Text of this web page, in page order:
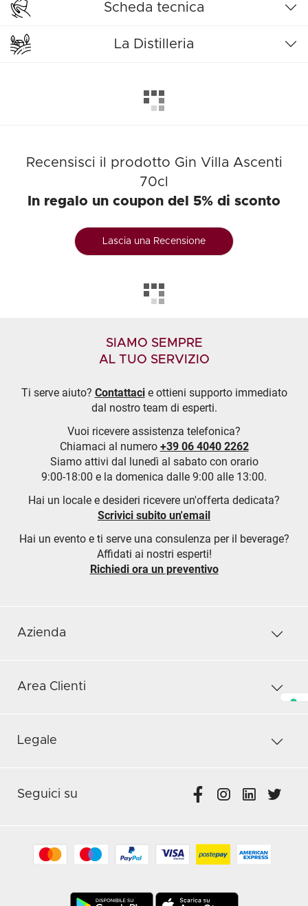
Scheda tecnica
La Distilleria
Recensisci il prodotto Gin Villa Ascenti
70cl
In regalo un coupon del 5% di sconto
Lascia una Recensione
SIAMO SEMPRE
AL TUO SERVIZIO
Ti serve aiuto? Contattacie ottieni supporto immediato
dal nostro team di esperti.
Vuoi ricevere assistenza telefonica?
Chiamaci al numero +39 06 4040 2262
Siamo attivi dal lunedì al sabato con orario
9:00-18:00 e la domenica dalle 9:00 alle 13:00.
Hai un locale e desideri ricevere un'offerta dedicata?
Scrivici subito un'email
Hai un evento e ti serve una consulenza per il beverage?
Affidati ai nostri esperti!
Richiedi ora un preventivo
Azienda
Area Clienti
Legale
Seguici su